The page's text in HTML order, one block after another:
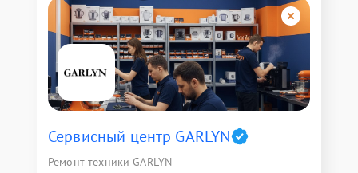
Сервисный центр GARLYN
Ремонт техники GARLYN